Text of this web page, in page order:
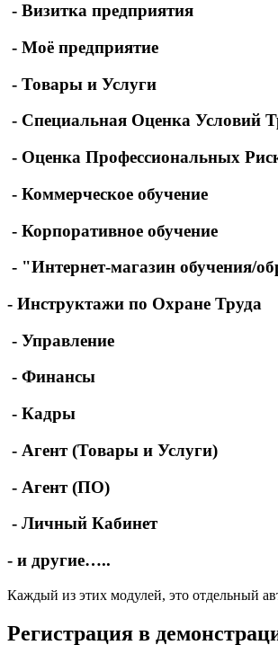
- Визитка предприятия
- Моё предприятие
- Товары и Услуги
- Специальная Оценка Условий
- Оценка Профессиональных
- Коммерческое обучение
- Корпоративное обучение
- "Интернет-магазин обучения/
- Инструктажи по Охране Труда
- Управление
- Финансы
- Кадры
- Агент (Товары и Услуги)
- Агент (ПО)
- Личный Кабинет
- и другие…..
Каждый из этих модулей, это отдельный
Регистрация в